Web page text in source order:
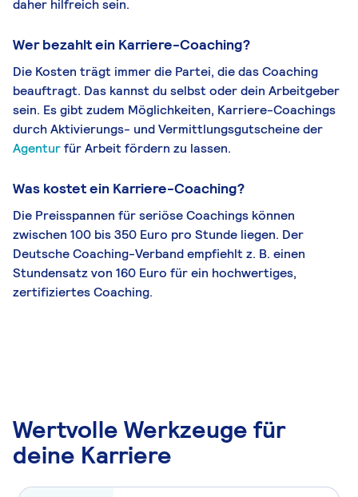
daher hilfreich sein.
Wer bezahlt ein Karriere-Coaching?
Die Kosten trägt immer die Partei, die das Coaching
beauftragt. Das kannst du selbst oder dein Arbeitgeber
sein. Es gibt zudem Möglichkeiten, Karriere-Coachings
durch Aktivierungs- und Vermittlungsgutscheine der
Agenturfür Arbeit fördern zu lassen.
Was kostet ein Karriere-Coaching?
Die Preisspannen für seriöse Coachings können
zwischen 100 bis 350 Euro pro Stunde liegen. Der
Deutsche Coaching-Verband empfiehlt z. B. einen
Stundensatz von 160 Euro für ein hochwertiges,
zertifiziertes Coaching.
Wertvolle Werkzeuge für
deine Karriere